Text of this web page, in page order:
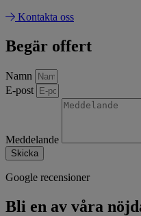
Kontakta oss
Begär offert
Namn
E-post
Meddelande
Skicka
Google recensioner
Bli en av våra